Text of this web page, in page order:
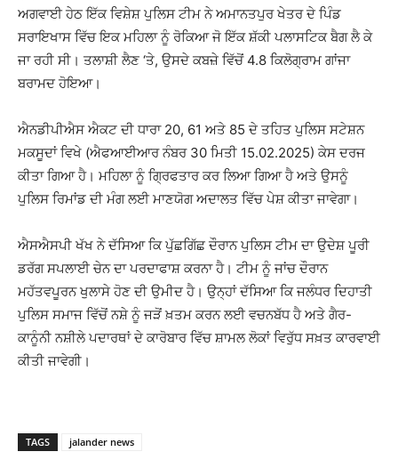
ਅਗਵਾਈ ਹੇਠ ਇੱਕ ਵਿਸ਼ੇਸ਼ ਪੁਲਿਸ ਟੀਮ ਨੇ ਅਮਾਨਤਪੁਰ ਖੇਤਰ ਦੇ ਪਿੰਡ
ਸਰਾਇਖਾਸ ਵਿੱਚ ਇਕ ਮਹਿਲਾ ਨੂੰ ਰੋਕਿਆ ਜੋ ਇੱਕ ਸ਼ੱਕੀ ਪਲਾਸਟਿਕ ਬੈਗ ਲੈ ਕੇ
ਜਾ ਰਹੀ ਸੀ। ਤਲਾਸ਼ੀ ਲੈਣ ‘ਤੇ, ਉਸਦੇ ਕਬਜ਼ੇ ਵਿੱਚੋਂ 4.8 ਕਿਲੋਗ੍ਰਾਮ ਗਾਂਜਾ
ਬਰਾਮਦ ਹੋਇਆ।
ਐਨਡੀਪੀਐਸ ਐਕਟ ਦੀ ਧਾਰਾ 20, 61 ਅਤੇ 85 ਦੇ ਤਹਿਤ ਪੁਲਿਸ ਸਟੇਸ਼ਨ
ਮਕਸੂਦਾਂ ਵਿਖੇ (ਐਫਆਈਆਰ ਨੰਬਰ 30 ਮਿਤੀ 15.02.2025) ਕੇਸ ਦਰਜ
ਕੀਤਾ ਗਿਆ ਹੈ। ਮਹਿਲਾ ਨੂੰ ਗ੍ਰਿਫਤਾਰ ਕਰ ਲਿਆ ਗਿਆ ਹੈ ਅਤੇ ਉਸਨੂੰ
ਪੁਲਿਸ ਰਿਮਾਂਡ ਦੀ ਮੰਗ ਲਈ ਮਾਣਯੋਗ ਅਦਾਲਤ ਵਿੱਚ ਪੇਸ਼ ਕੀਤਾ ਜਾਵੇਗਾ।
ਐਸਐਸਪੀ ਖੱਖ ਨੇ ਦੱਸਿਆ ਕਿ ਪੁੱਛਗਿੱਛ ਦੌਰਾਨ ਪੁਲਿਸ ਟੀਮ ਦਾ ਉਦੇਸ਼ ਪੂਰੀ
ਡਰੱਗ ਸਪਲਾਈ ਚੇਨ ਦਾ ਪਰਦਾਫਾਸ਼ ਕਰਨਾ ਹੈ। ਟੀਮ ਨੂੰ ਜਾਂਚ ਦੌਰਾਨ
ਮਹੱਤਵਪੂਰਨ ਖੁਲਾਸੇ ਹੋਣ ਦੀ ਉਮੀਦ ਹੈ। ਉਨ੍ਹਾਂ ਦੱਸਿਆ ਕਿ ਜਲੰਧਰ ਦਿਹਾਤੀ
ਪੁਲਿਸ ਸਮਾਜ ਵਿੱਚੋਂ ਨਸ਼ੇ ਨੂੰ ਜੜੋਂ ਖ਼ਤਮ ਕਰਨ ਲਈ ਵਚਨਬੱਧ ਹੈ ਅਤੇ ਗੈਰ-
ਕਾਨੂੰਨੀ ਨਸ਼ੀਲੇ ਪਦਾਰਥਾਂ ਦੇ ਕਾਰੋਬਾਰ ਵਿੱਚ ਸ਼ਾਮਲ ਲੋਕਾਂ ਵਿਰੁੱਧ ਸਖ਼ਤ ਕਾਰਵਾਈ
ਕੀਤੀ ਜਾਵੇਗੀ।
TAGS jalander news